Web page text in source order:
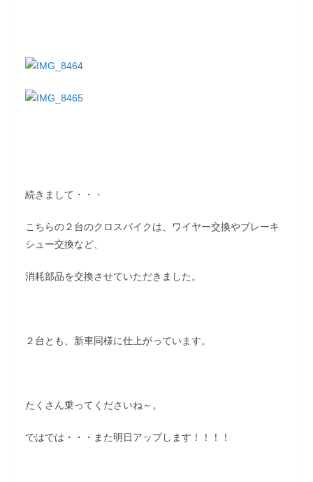
続きまして・・・
こちらの２台のクロスバイクは、ワイヤー交換やブレーキ
シュー交換など、
消耗部品を交換させていただきました。
２台とも、新車同様に仕上がっています。
たくさん乗ってくださいね～。
ではでは・・・また明日アップします！！！！